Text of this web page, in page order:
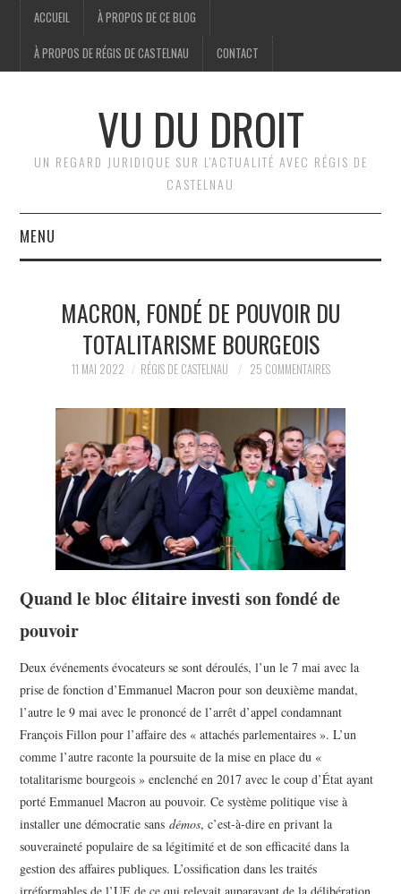
ACCUEIL À PROPOS DE CE BLOG
À PROPOS DE RÉGIS DE CASTELNAU CONTACT
VU DU DROIT
UN REGARD JURIDIQUE SUR L'ACTUALITÉ AVEC RÉGIS DE
CASTELNAU
MENU
BRÈVES
JURIDIQUE
POLITIQUE
HISTOIRE
CULTURE
SPORT
MACRON, FONDÉ DE POUVOIR DU
TOTALITARISME BOURGEOIS
11 MAI 2022 RÉGIS DE CASTELNAU 25 COMMENTAIRES
Quand le bloc élitaire investi son fondé de
pouvoir
Deux événements évocateurs se sont déroulés, l’un le 7 mai avec la
prise de fonction d’Emmanuel Macron pour son deuxième mandat,
l’autre le 9 mai avec le prononcé de l’arrêt d’appel condamnant
François Fillon pour l’affaire des « attachés parlementaires ». L’un
comme l’autre raconte la poursuite de la mise en place du «
totalitarisme bourgeois » enclenché en 2017 avec le coup d’État ayant
porté Emmanuel Macron au pouvoir. Ce système politique vise à
installer une démocratie sansdémos, c’est-à-dire en privant la
souveraineté populaire de sa légitimité et de son efficacité dans la
gestion des affaires publiques. L’ossification dans les traités